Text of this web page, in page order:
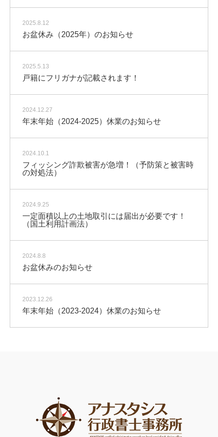
2025.8.12
お盆休み（2025年）のお知らせ
2025.5.13
戸籍にフリガナが記載されます！
2024.12.27
年末年始（2024-2025）休業のお知らせ
2024.10.1
フィッシング詐欺被害が急増！（予防策と被害時
の対処法）
2024.9.25
一定面積以上の土地取引には届出が必要です！
（国土利用計画法）
2024.8.8
お盆休みのお知らせ
2023.12.26
年末年始（2023-2024）休業のお知らせ